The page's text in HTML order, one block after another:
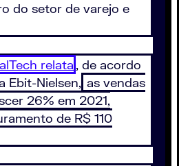
do setor de varejo e
relata , de acordo
Ebit-Nielsen, as vendas
26% em 2021,
de R$ 110